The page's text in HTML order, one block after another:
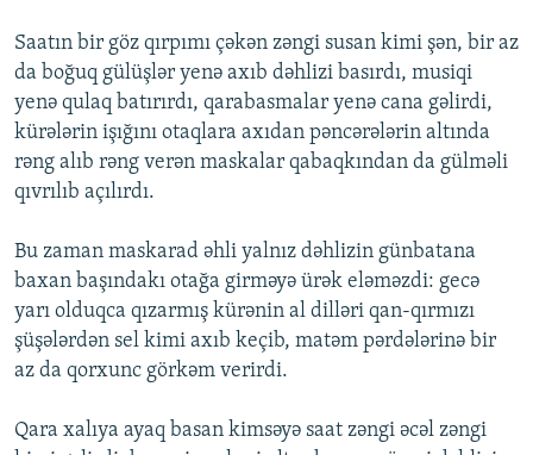
Saatın bir göz qırpımı çəkən zəngi susan kimi şən, bir az
da boğuq gülüşlər yenə axıb dəhlizi basırdı, musiqi
yenə qulaq batırırdı, qarabasmalar yenə cana gəlirdi,
kürələrin işığını otaqlara axıdan pəncərələrin altında
rəng alıb rəng verən maskalar qabaqkından da gülməli
qıvrılıb açılırdı.
Bu zaman maskarad əhli yalnız dəhlizin günbatana
baxan başındakı otağa girməyə ürək eləməzdi: gecə
yarı olduqca qızarmış kürənin al dilləri qan-qırmızı
şüşələrdən sel kimi axıb keçib, matəm pərdələrinə bir
az da qorxunc görkəm verirdi.
Qara xalıya ayaq basan kimsəyə saat zəngi əcəl zəngi